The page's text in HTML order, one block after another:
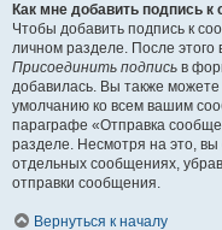
Как мне добавить подпись
Чтобы добавить подпись к
личном разделе. После
Присоединить подпись в
добавилась. Вы также
умолчанию ко всем вашим
параграфе «Отправка
разделе. Несмотря на это,
отдельных сообщениях,
отправки сообщения.
Вернуться к началу